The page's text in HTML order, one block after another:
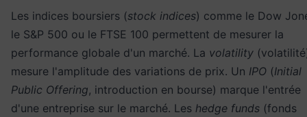
Les indices boursiers (stock indices) comme le Dow
le S&P 500 ou le FTSE 100 permettent de mesurer la
performance globale d'un marché. La volatility
mesure l'amplitude des variations de prix. Un IPO (Initial
Public Offering, introduction en bourse) marque l'entrée
d'une entreprise sur le marché. Les hedge funds (fonds